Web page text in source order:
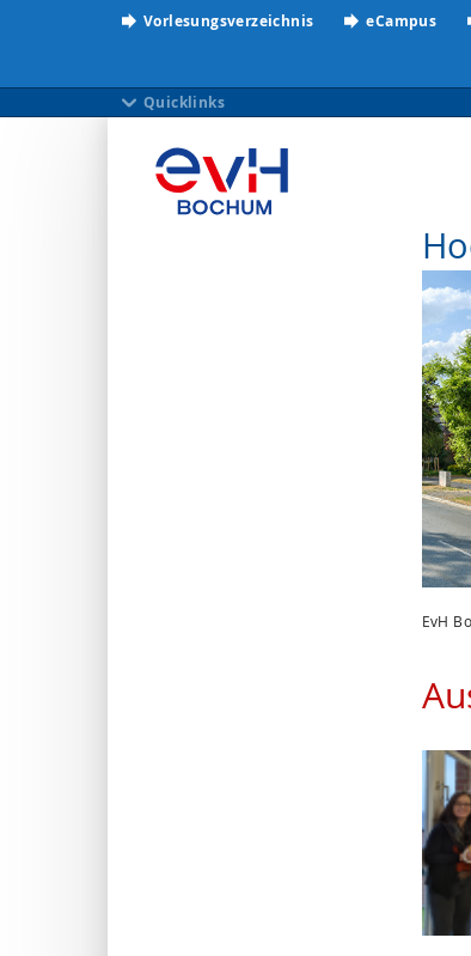
Vorlesungsverzeichnis eCampus
Quicklinks
EvH